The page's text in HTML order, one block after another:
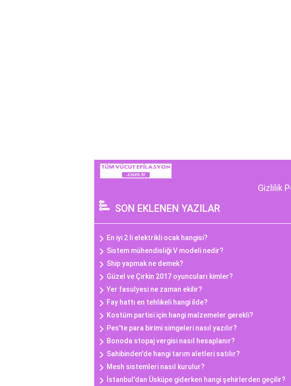
Gizlilik
SON EKLENEN YAZILAR
En iyi 2 li elektrikli ocak hangisi?
Sistem mühendisliği V modeli nedir?
Ship yapmak ne demek?
Güzel ve Çirkin 2017 oyuncuları kimler?
Yer fasulyesi ne zaman ekilir?
Fay hattı en tehlikeli hangi ilde?
Kostüm partisi için hangi malzemeler gerekli?
Pes'te para birimi simgeleri nasıl yazılır?
Bonoda stopaj vergisi nasıl hesaplanır?
Sahibinden'de hangi tarım aletleri satılır?
Mesh sistemleri nasıl kurulur?
İstanbul'dan Üsküpe giderken hangi şehirlerden geçilir?